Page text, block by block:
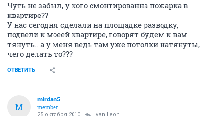
Чуть не забыл, у кого смонтированна пожарка в
квартире??
У нас сегодня сделали на площадке разводку,
подвели к моеей квартире, говорят будем к вам
тянуть.. а у меня ведь там уже потолки натянуты,
чего делать то???
ОТВЕТИТЬ
M
mirdan5
member
25 октября 2010 Ivаn Lеon